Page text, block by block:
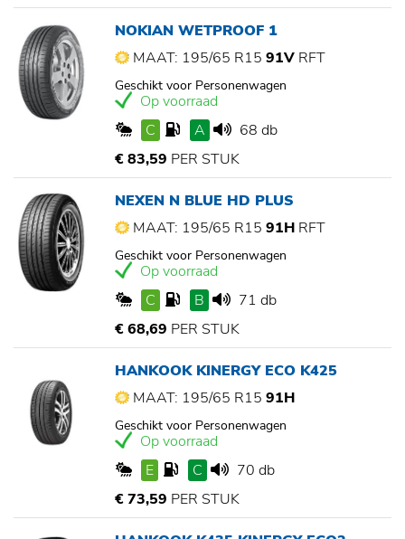
NOKIAN WETPROOF 1
MAAT: 195/65 R15 91V RFT
Geschikt voor Personenwagen
Op voorraad
C
A
68 db
€ 83,59 PER STUK
NEXEN N BLUE HD PLUS
MAAT: 195/65 R15 91H RFT
Geschikt voor Personenwagen
Op voorraad
C
B
71 db
€ 68,69 PER STUK
HANKOOK KINERGY ECO K425
MAAT: 195/65 R15 91H
Geschikt voor Personenwagen
Op voorraad
E
C
70 db
€ 73,59 PER STUK